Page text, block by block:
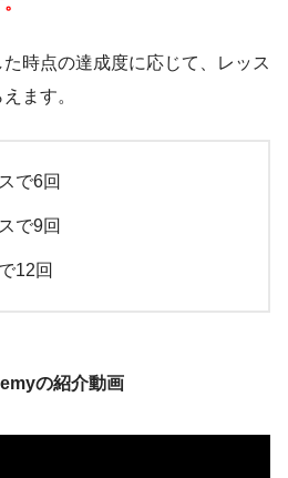
時点の達成度に応じて、レッス
ます。
で6回
で9回
12回
の紹介動画